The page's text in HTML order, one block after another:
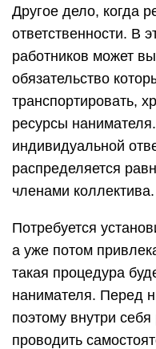
Другое дело, когда
ответственности. В
работников может
обязательство
транспортировать,
ресурсы
индивидуальной
распределяется
членами коллектива.
Потребуется
а уже потом
такая процедура
нанимателя. Перед
поэтому внутри
проводить